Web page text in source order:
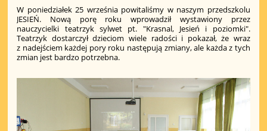
W poniedziałek 25 września powitaliśmy w naszym przedszkolu
JESIEŃ. Nową porę roku wprowadził wystawiony przez
nauczycielki teatrzyk sylwet pt. "Krasnal, Jesień i poziomki".
Teatrzyk dostarczył dzieciom wiele radości i pokazał, że wraz
z nadejściem każdej pory roku następują zmiany, ale każda z tych
zmian jest bardzo potrzebna.